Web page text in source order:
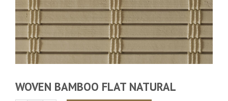
WOVEN BAMBOO FLAT NATURAL